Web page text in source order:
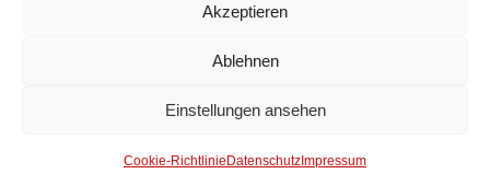
Akzeptieren
Ablehnen
Einstellungen ansehen
Cookie-Richtlinie Datenschutz Impressum
Datenschutz
Anmelden